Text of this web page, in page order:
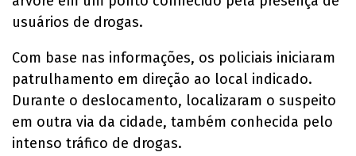
usuários de drogas.
Com base nas informações, os policiais iniciaram
patrulhamento em direção ao local indicado.
Durante o deslocamento, localizaram o suspeito
em outra via da cidade, também conhecida pelo
intenso tráfico de drogas.